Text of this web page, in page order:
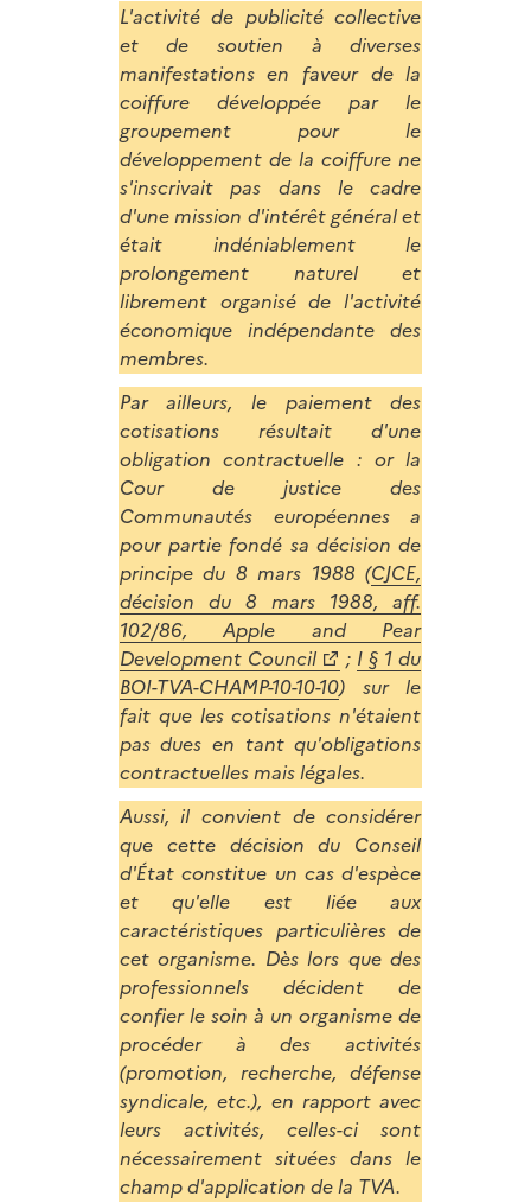
L'activité de publicité collective
et de soutien à diverses
manifestations en faveur de la
coiffure développée par le
groupement pour le
développement de la coiffure ne
s'inscrivait pas dans le cadre
d'une mission d'intérêt général et
était indéniablement le
prolongement naturel et
librement organisé de l'activité
économique indépendante des
membres.
Par ailleurs, le paiement des
cotisations résultait d'une
obligation contractuelle : or la
Cour de justice des
Communautés européennes a
pour partie fondé sa décision de
principe du 8 mars 1988 (CJCE,
décision du 8 mars 1988, aff.
102/86, Apple and Pear
Development Council
; I § 1 du
BOI-TVA-CHAMP-10-10-10) sur le
fait que les cotisations n'étaient
pas dues en tant qu'obligations
contractuelles mais légales.
Aussi, il convient de considérer
que cette décision du Conseil
d'État constitue un cas d'espèce
et qu'elle est liée aux
caractéristiques particulières de
cet organisme. Dès lors que des
professionnels décident de
confier le soin à un organisme de
procéder à des activités
(promotion, recherche, défense
syndicale, etc.), en rapport avec
leurs activités, celles-ci sont
nécessairement situées dans le
champ d'application de la TVA.